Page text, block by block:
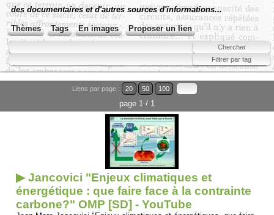
des documentaires et d'autres sources d'informations...
Thèmes Tags En images Proposer un lien
Liens par page : 20 50 100
page 1 / 1
▶ Jancovici "Enjeux climatiques et
énergétique : que faire face à la contrainte
carbone?" OMP [SD] - YouTube